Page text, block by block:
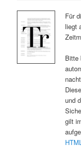
Für
liegt
Bitte
und
gilt